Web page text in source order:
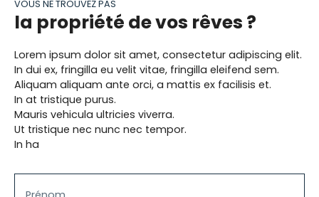
journées d'été ! A 2 minutes du métro Basilique,
des commerces, restaurants et terrasses du
centre-ville. Une place de parking complète ce
bien et l'immeuble est pourvu d'un local vélo.. Un
DPE en C. A voir rapidement. Visite virtuelle
immédiate. Nos photos sont des prises de vue
REELLES et donc NON générées par l'IA.
VOUS NE TROUVEZ PAS
la propriété de vos rêves ?
Lorem ipsum dolor sit amet, consectetur adipiscing elit.
In dui ex, fringilla eu velit vitae, fringilla eleifend sem.
Aliquam aliquam ante orci, a mattis ex facilisis et.
In at tristique purus.
Mauris vehicula ultricies viverra.
Ut tristique nec nunc nec tempor.
In ha